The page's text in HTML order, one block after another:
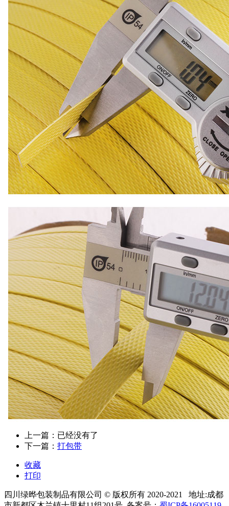
上一篇：已经没有了
下一篇： 打包带
收藏
打印
四川绿晔包装制品有限公司 © 版权所有 2020-2021 地址:成都